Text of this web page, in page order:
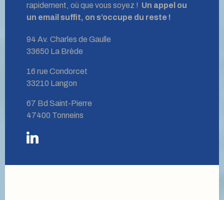
rapidement, où que vous soyez ! Un appel ou
un email suffit, on s’occupe du reste !
94 Av. Charles de Gaulle
33650 La Brède
16 rue Condorcet
33210 Langon
67 Bd Saint-Pierre
47400 Tonneins